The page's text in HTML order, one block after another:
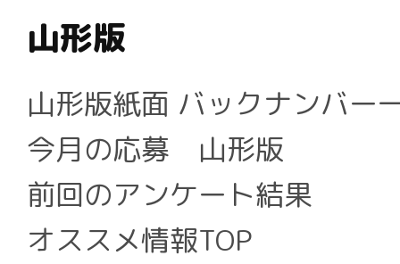
山形版
山形版紙面 バックナンバー
今月の応募 山形版
前回のアンケート結果
オススメ情報TOP